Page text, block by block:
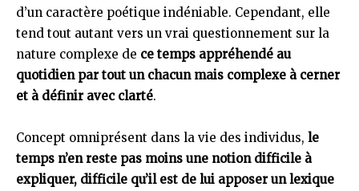
d’un caractère poétique indéniable. Cependant, elle
tend tout autant vers un vrai questionnement sur la
nature complexe de ce temps appréhendé au
quotidien par tout un chacun mais complexe à cerner
et à définir avec clarté.
Concept omniprésent dans la vie des individus, le
temps n’en reste pas moins une notion difficile à
expliquer, difficile qu’il est de lui apposer un lexique